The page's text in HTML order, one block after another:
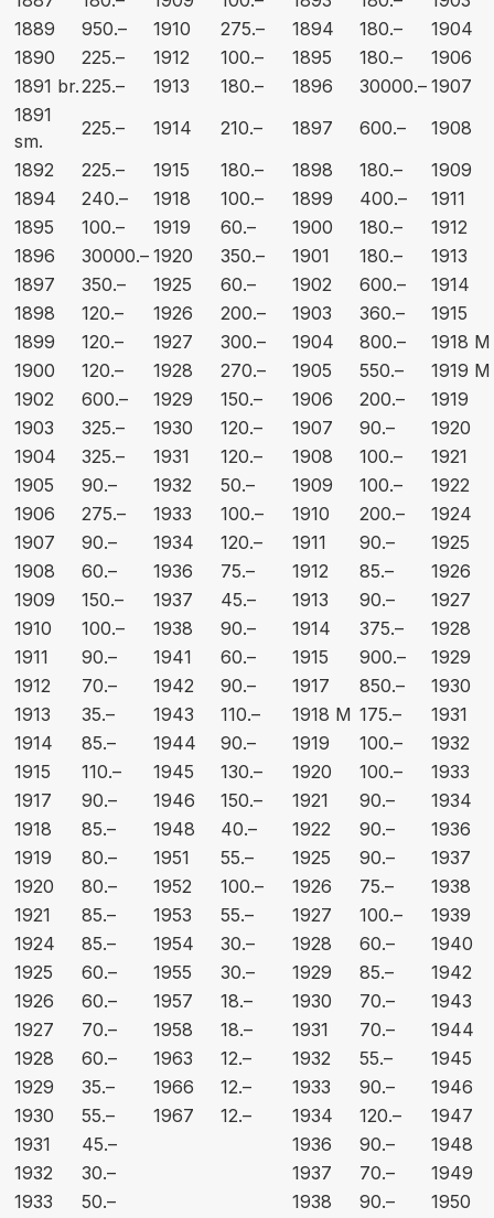
1889
950.– 1910 275.– 1894 180.–
1904
1890
225.– 1912 100.– 1895 180.–
1906
1891 br.225.– 1913 180.– 1896 30000.– 1907
1891
sm.
225.– 1914 210.– 1897 600.–
1908
1892
225.– 1915 180.– 1898 180.–
1909
1894
240.– 1918 100.– 1899 400.–
1911
1895
100.– 1919 60.– 1900 180.–
1912
1896
30000.– 1920 350.– 1901 180.–
1913
1897
350.– 1925 60.– 1902 600.–
1914
1898
120.– 1926 200.– 1903 360.–
1915
1899
120.– 1927 300.– 1904 800.–
1918 M
1900
120.– 1928 270.– 1905 550.–
1919 M
1902
600.– 1929 150.– 1906 200.–
1919
1903
325.– 1930 120.– 1907 90.–
1920
1904
325.– 1931 120.– 1908 100.–
1921
1905
90.– 1932 50.– 1909 100.–
1922
1906
275.– 1933 100.– 1910 200.–
1924
1907
90.– 1934 120.– 1911 90.–
1925
1908
60.– 1936 75.– 1912 85.–
1926
1909
150.– 1937 45.– 1913 90.–
1927
1910
100.– 1938 90.– 1914 375.–
1928
1911
90.– 1941 60.– 1915 900.–
1929
1912
70.– 1942 90.– 1917 850.–
1930
1913
35.– 1943 110.– 1918 M 175.–
1931
1914
85.– 1944 90.– 1919 100.–
1932
1915
110.– 1945 130.– 1920 100.–
1933
1917
90.– 1946 150.– 1921 90.–
1934
1918
85.– 1948 40.– 1922 90.–
1936
1919
80.– 1951 55.– 1925 90.–
1937
1920
80.– 1952 100.– 1926 75.–
1938
1921
85.– 1953 55.– 1927 100.–
1939
1924
85.– 1954 30.– 1928 60.–
1940
1925
60.– 1955 30.– 1929 85.–
1942
1926
60.– 1957 18.– 1930 70.–
1943
1927
70.– 1958 18.– 1931 70.–
1944
1928
60.– 1963 12.– 1932 55.–
1945
1929
35.– 1966 12.– 1933 90.–
1946
1930
55.– 1967 12.– 1934 120.–
1947
1931
45.– 1936 90.–
1948
1932
30.– 1937 70.–
1949
1933
50.– 1938 90.–
1950